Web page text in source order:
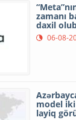
zamanı
daxil
06-08-
model
layiq